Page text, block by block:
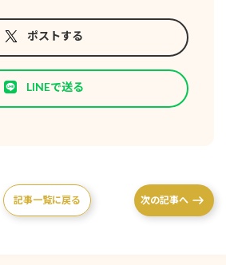
ポストする
LINEで送る
記事一覧に戻る 次の記事へ